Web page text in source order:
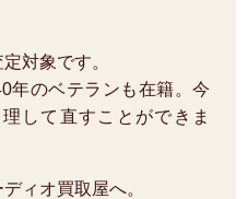
対象です。
年のベテランも在籍。今
して直すことができま
ィオ買取屋へ。